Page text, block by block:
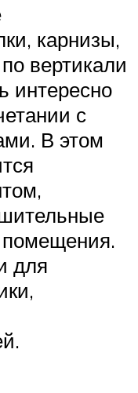
карнизы,
вертикали
интересно
с
В этом
для